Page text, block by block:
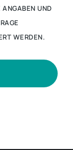
UND
WERDEN.